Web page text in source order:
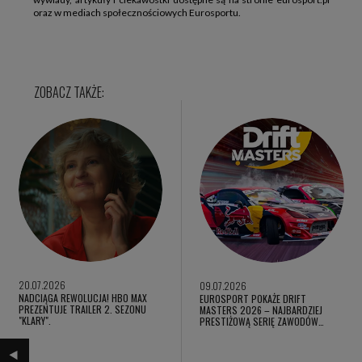
oraz w mediach społecznościowych Eurosportu.
20.07.2026
NADCIĄGA REWOLUCJA! HBO MAX
PREZENTUJE TRAILER 2. SEZONU
"KLARY".
09.07.2026
EUROSPORT POKAŻE DRIFT
MASTERS 2026 – NAJBARDZIEJ
PRESTIŻOWĄ SERIĘ ZAWODÓW…